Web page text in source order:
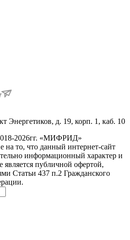
Энергетиков, д. 19, корп. 1, каб. 10
2026гг. «МИФРИД»
то, что данный интернет-сайт
информационный характер и
является публичной офертой,
Статьи 437 п.2 Гражданского